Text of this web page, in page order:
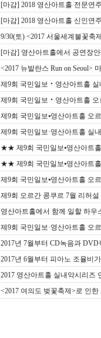
[마감] 2018 영산아트홀 전문연
[마감] 2018 영산아트홀 신인연
9/30(토) <2017 서울세계불꽃축
[마감] 영산아트홀에서 공연장
<2017 뉴발란스 Run on Seoul>
제9회 국민일보‧영산아트홀 실
제9회 국민일보‧영산아트홀 오
제9회 국민일보⦁영산아트홀 오
제9회 국민일보·영산아트홀 실
★★ 제9회 국민일보⦁영산아트
★★ 제9회 국민일보⦁영산아트
제9회 국민일보⦁영산아트홀 오
제9회 오르간 콩쿠르 7월 리허
영산아트홀에서 함께 일할 하
제9회 국민일보·영산아트홀 오
2017년 7월부터 CD녹음과
2017년 6월부터 피아노 조율비
2017 영산아트홀 실내악시리즈
<2017 여의도 벚꽃축제>로 인한